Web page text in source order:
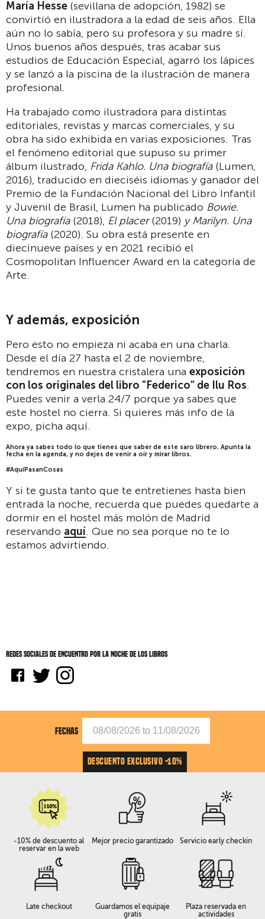
María Hesse (sevillana de adopción, 1982) se
convirtió en ilustradora a la edad de seis años. Ella
aún no lo sabía, pero su profesora y su madre sí.
Unos buenos años después, tras acabar sus
estudios de Educación Especial, agarró los lápices
y se lanzó a la piscina de la ilustración de manera
profesional.
Ha trabajado como ilustradora para distintas
editoriales, revistas y marcas comerciales, y su
obra ha sido exhibida en varias exposiciones. Tras
el fenómeno editorial que supuso su primer
álbum ilustrado, Frida Kahlo. Una biografía(Lumen,
2016), traducido en dieciséis idiomas y ganador del
Premio de la Fundación Nacional del Libro Infantil
y Juvenil de Brasil, Lumen ha publicado Bowie.
Una biografía (2018), El placer(2019) y Marilyn. Una
biografía(2020). Su obra está presente en
diecinueve países y en 2021 recibió el
Cosmopolitan Influencer Award en la categoría de
Arte.
Y además, exposición
Pero esto no empieza ni acaba en una charla.
Desde el día 27 hasta el 2 de noviembre,
tendremos en nuestra cristalera una exposición
con los originales del libro "Federico" de Ilu Ros.
Puedes venir a verla 24/7 porque ya sabes que
este hostel no cierra. Si quieres más info de la
expo, picha aquí.
Ahora ya sabes todo lo que tienes que saber de este saro librero. Apunta la
fecha en la agenda, y no dejes de venir a oír y mirar libros.
#AquíPasanCosas
Y si te gusta tanto que te entretienes hasta bien
entrada la noche, recuerda que puedes quedarte a
dormir en el hostel más molón de Madrid
reservando aquí. Que no sea porque no te lo
estamos advirtiendo.
Redes sociales de Encuentro por La Noche de los Libros
FECHAS
DESCUENTO EXCLUSIVO -10%
-10% de descuento al
reservar en la web
Mejor precio garantizado Servicio early checkin
Late checkout
Guardamos el equipaje
gratis
Plaza reservada en
actividades